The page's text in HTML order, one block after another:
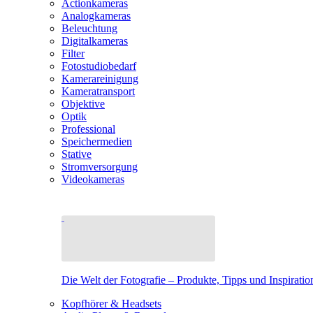
Actionkameras
Analogkameras
Beleuchtung
Digitalkameras
Filter
Fotostudiobedarf
Kamerareinigung
Kameratransport
Objektive
Optik
Professional
Speichermedien
Stative
Stromversorgung
Videokameras
Die Welt der Fotografie – Produkte, Tipps und
Kopfhörer & Headsets